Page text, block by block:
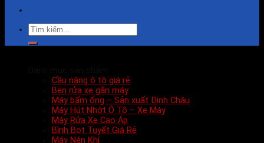
Cầu nâng ô tô giá rẻ
Ben rửa xe gắn máy
Máy bấm ống – Sản xuất Định Châu
Máy Hút Nhớt Ô Tô – Xe Máy
Máy Rửa Xe Cao Áp
Bình Bọt Tuyết Giá Rẻ
Máy Nén Khí